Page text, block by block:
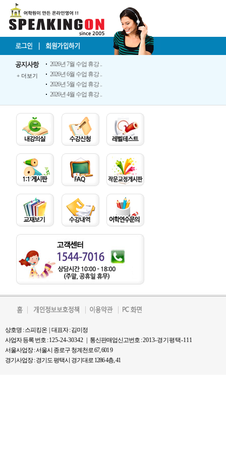
+ 더보기
2026년 7월 수업 휴강 ..
2026년 6월 수업 휴강 ..
2026년 5월 수업 휴강 ..
2026년 4월 수업 휴강 ..
상호명 : 스피킹온 | 대표자 : 김미정
사업자 등록 번호 :125-24-30342 | 통신판매업신고번호 :2013-경기평택-111
서울사업장 : 서울시 종로구 청계천로 67, 601 9
경기사업장 : 경기도 평택시 경기대로 1286 4층, 41